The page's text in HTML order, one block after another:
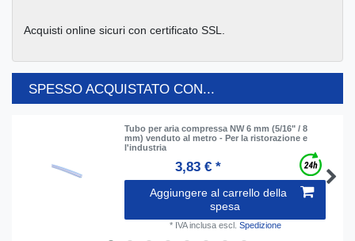
Acquisti online sicuri con certificato SSL.
SPESSO ACQUISTATO CON...
Tubo per aria compressa NW 6 mm (5/16" / 8
mm) venduto al metro - Per la ristorazione e
l'industria
3,83 € *
Aggiungere al carrello della
spesa
* IVA inclusaescl. Spedizione